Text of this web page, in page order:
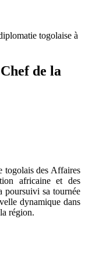
togolaise à
de la
togolais des Affaires
africaine et des
poursuivi sa tournée
dynamique dans
région.